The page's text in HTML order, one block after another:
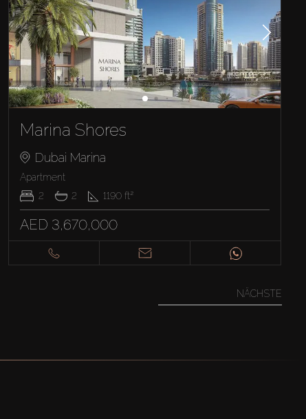
Marina Shores
Dubai Marina
Apartment
2
2 1190 ft²
AED 3,670,000
NÄCHSTE